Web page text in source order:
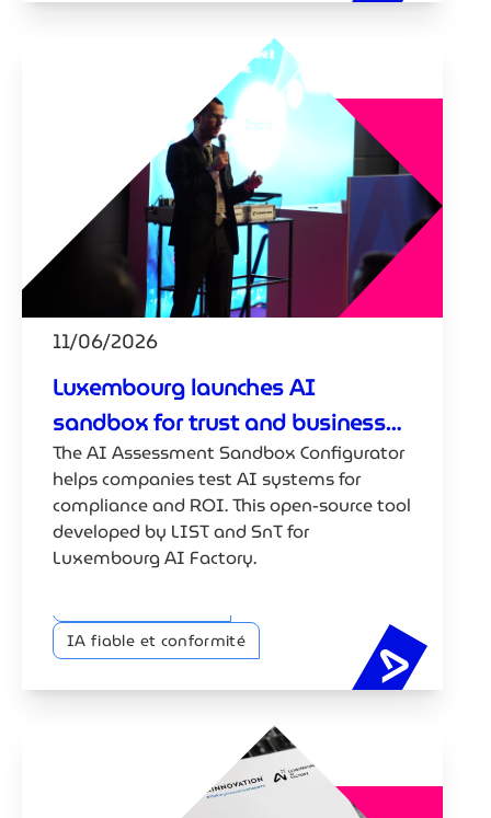
11/06/2026
Luxembourg launches AI
sandbox for trust and business
ROI
The AI Assessment Sandbox Configurator
helps companies test AI systems for
compliance and ROI. This open-source tool
developed by LIST and SnT for
Luxembourg AI Factory.
IA fiable et conformité